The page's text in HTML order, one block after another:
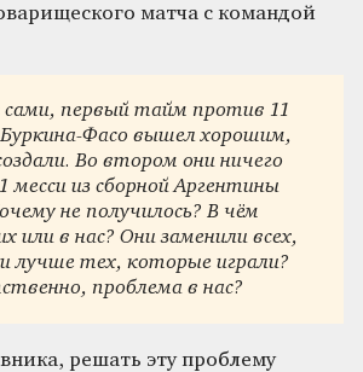
матча с командой
первый тайм против 11
вышел хорошим,
Во втором они ничего
месси из сборной Аргентины
не получилось? В чём
или в нас? Они заменили всех,
лучше тех, которые играли?
проблема в нас?
решать эту проблему